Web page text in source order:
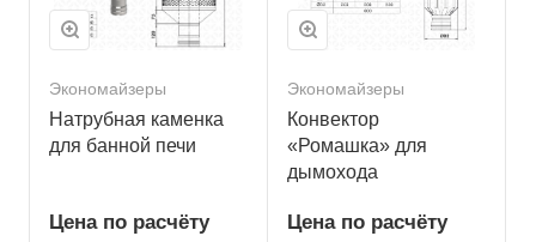
Экономайзеры
Натрубная каменка
для банной печи
Цена по расчёту
Экономайзеры
Конвектор
«Ромашка» для
дымохода
Цена по расчёту